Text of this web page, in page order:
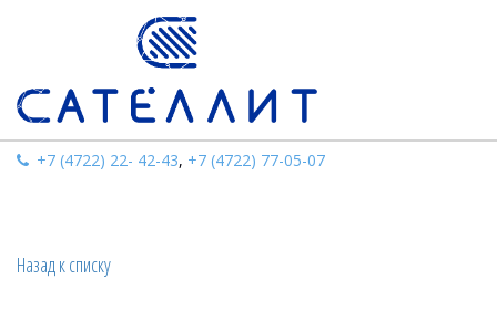
+7 (4722) 22- 42-43, +7 (4722) 77-05-07
Назад к списку